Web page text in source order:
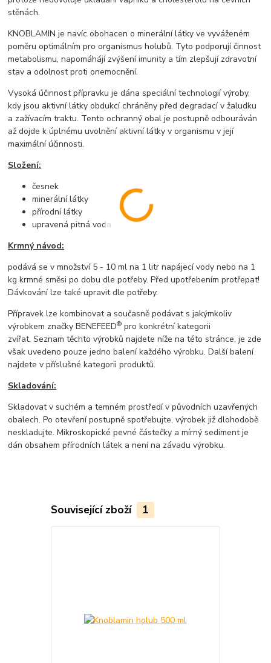
stěnách.
KNOBLAMIN je navíc obohacen o minerální látky ve vyváženém
poměru optimálním pro organismus holubů. Tyto podporují činnost
metabolismu, napomáhájí zvýšení imunity a tím zlepšují zdravotní
stav a odolnost proti onemocnění.
Vysoká účinnost přípravku je dána speciální technologií výroby,
kdy jsou aktivní látky obdukcí chráněny před degradací v žaludku
a zažívacím traktu. Tento ochranný obal je postupně odbouráván
až dojde k úplnému uvolnění aktivní látky v organismu v její
maximální účinnosti.
Složení:
česnek
minerální látky
přírodní látky
upravená pitná voda
Krmný návod:
podává se v množství 5 - 10 ml na 1 litr napájecí vody nebo na 1
kg krmné směsi po dobu dle potřeby. Před upotřebením protřepat!
Dávkování lze také upravit dle potřeby.
Přípravek lze kombinovat a současně podávat s jakýmkoliv
výrobkem značky BENEFEED® pro konkrétní kategorii
zvířat. Seznam těchto výrobků najdete níže na této stránce, je zde
však uvedeno pouze jedno balení každého výrobku. Další balení
najdete v příslušné kategorii produktů.
Skladování:
Skladovat v suchém a temném prostředí v původních uzavřených
obalech. Po otevření postupně spotřebujte, výrobek již dlohodobě
neskladujte. Mikroskopické pevné částečky a mírný sediment je
dán obsahem přírodních látek a není na závadu výrobku.
Související zboží 1